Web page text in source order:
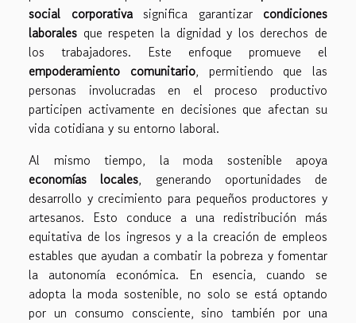
social corporativasignifica garantizar condiciones
laborales que respeten la dignidad y los derechos de
los trabajadores. Este enfoque promueve el
empoderamiento comunitario, permitiendo que las
personas involucradas en el proceso productivo
participen activamente en decisiones que afectan su
vida cotidiana y su entorno laboral.
Al mismo tiempo, la moda sostenible apoya
economías locales, generando oportunidades de
desarrollo y crecimiento para pequeños productores y
artesanos. Esto conduce a una redistribución más
equitativa de los ingresos y a la creación de empleos
estables que ayudan a combatir la pobreza y fomentar
la autonomía económica. En esencia, cuando se
adopta la moda sostenible, no solo se está optando
por un consumo consciente, sino también por una